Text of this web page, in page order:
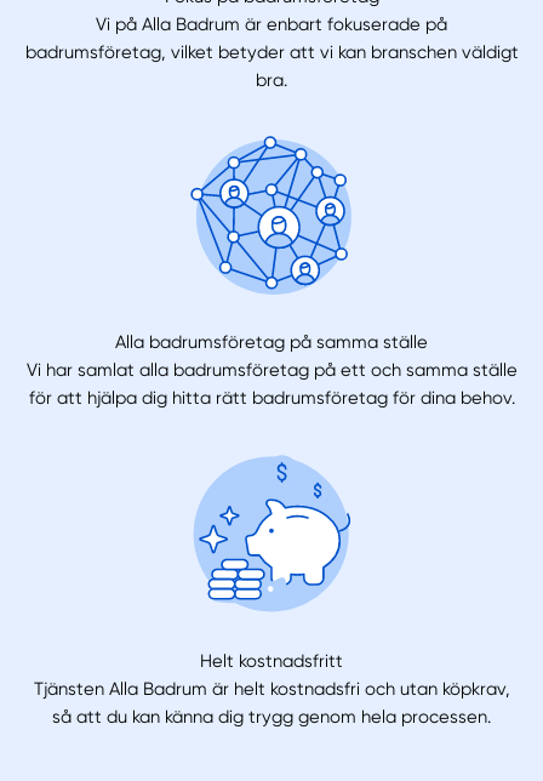
Vi på Alla Badrum är enbart fokuserade på
badrumsföretag, vilket betyder att vi kan branschen väldigt
bra.
Alla badrumsföretag på samma ställe
Vi har samlat alla badrumsföretag på ett och samma ställe
för att hjälpa dig hitta rätt badrumsföretag för dina behov.
Helt kostnadsfritt
Tjänsten Alla Badrum är helt kostnadsfri och utan köpkrav,
så att du kan känna dig trygg genom hela processen.